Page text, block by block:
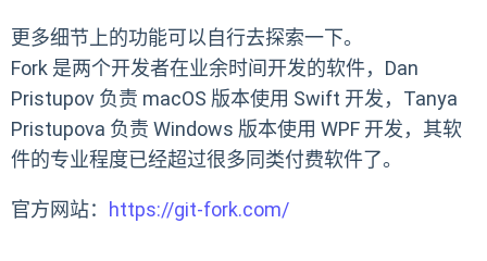
更多细节上的功能可以自行去探索一下。
Fork 是两个开发者在业余时间开发的软件，Dan
Pristupov 负责 macOS 版本使用 Swift 开发，Tanya
Pristupova 负责 Windows 版本使用 WPF 开发，其软
件的专业程度已经超过很多同类付费软件了。
官方网站： https://git-fork.com/